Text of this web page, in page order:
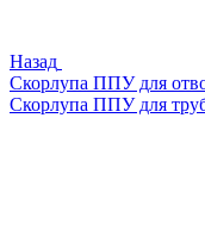
Назад
Скорлупа ППУ для
Скорлупа ППУ для